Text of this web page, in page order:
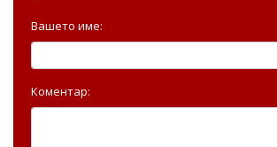
Вашето име:
Коментар: